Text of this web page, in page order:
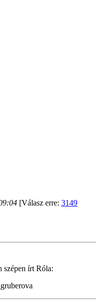
[Válasz erre: 3149
szépen írt Róla: